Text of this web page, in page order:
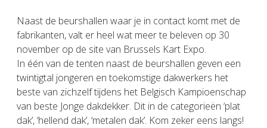
Naast de beurshallen waar je in contact komt met de
fabrikanten, valt er heel wat meer te beleven op 30
november op de site van Brussels Kart Expo.
In één van de tenten naast de beurshallen geven een
twintigtal jongeren en toekomstige dakwerkers het
beste van zichzelf tijdens het Belgisch Kampioenschap
van beste Jonge dakdekker. Dit in de categorieën ‘plat
dak’, ‘hellend dak’, ‘metalen dak’. Kom zeker eens langs!